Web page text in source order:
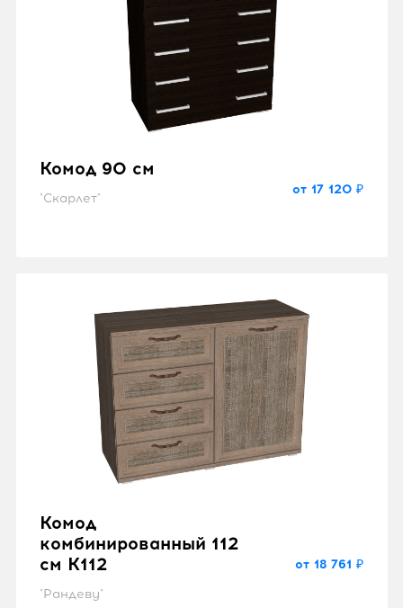
Комод 90 см
"Скарлет"
от 17 120 ₽
Комод
комбинированный 112
см K112
"Рандеву"
от 18 761 ₽